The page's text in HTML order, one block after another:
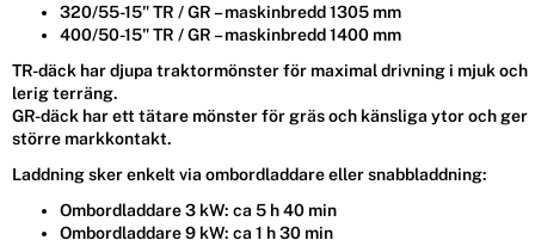
320/55-15" TR / GR – maskinbredd 1305 mm
400/50-15" TR / GR – maskinbredd 1400 mm
TR-däck har djupa traktormönster för maximal drivning i mjuk och
lerig terräng.
GR-däck har ett tätare mönster för gräs och känsliga ytor och ger
större markkontakt.
Laddning sker enkelt via ombordladdare eller snabbladdning:
Ombordladdare 3 kW: ca 5 h 40 min
Ombordladdare 9 kW: ca 1 h 30 min